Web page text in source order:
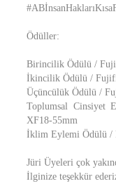
Ödüller:
Birincilik Ödülü /
İkincilik Ödülü /
Üçüncülük Ödülü /
Toplumsal
XF18-55mm
İklim Eylemi Ödülü /
Jüri Üyeleri çok
İlginize teşekkür